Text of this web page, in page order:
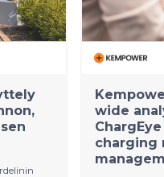
vastaan.
kohteesta
laajimman
wide
charging